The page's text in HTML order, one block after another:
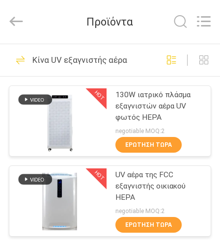
ΣΠΊΤΙ
ΠΡΟΪΌΝΤΑ
ΠΕΡΊΠΟΥ
ΓΎΡΟΣ
ΕΡΓΟΣΤΑΣΊΩΝ
ΈΛΕΓΧΟΣ
Rights
by
Κινητός εξολκέας
καπνών
34
Εξολκέας καπνών
λέιζερ
35
Προϊόντα
Κίνα UV εξαγνιστής αέρα
HOT
130W ιατρικό πλάσμα
εξαγνιστών αέρα UV
φωτός HEPA
negotiable MOQ:2
ΕΡΏΤΗΣΗ ΤΏΡΑ
HOT
UV αέρα της FCC
εξαγνιστής οικιακού
HEPA
negotiable MOQ:2
ΕΡΏΤΗΣΗ ΤΏΡΑ